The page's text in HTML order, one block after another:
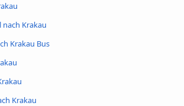
nach Krakau
Krakau Bus
Krakau